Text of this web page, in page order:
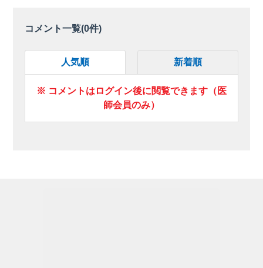
コメント一覧(0件)
人気順 新着順
※ コメントはログイン後に閲覧できます（医
師会員のみ）